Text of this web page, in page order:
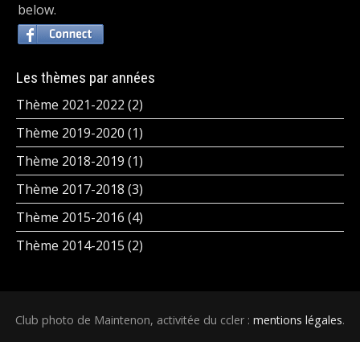
below.
Les thèmes par années
Thème 2021-2022 (2)
Thème 2019-2020 (1)
Thème 2018-2019 (1)
Thème 2017-2018 (3)
Thème 2015-2016 (4)
Thème 2014-2015 (2)
Club photo de Maintenon, activitée du ccler : mentions légales.